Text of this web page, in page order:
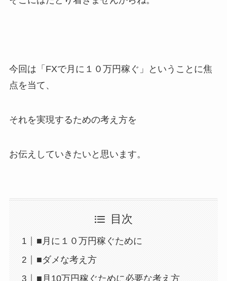
今回は「FXで月に１０万円稼ぐ」ということに焦
点を当て、
それを実現するための考え方を
お伝えしていきたいと思います。
目次
■月に１０万円稼ぐために
■ダメな考え方
■月10万円稼ぐために必要な考え方